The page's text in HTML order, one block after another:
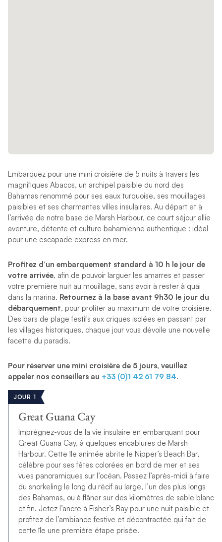
Embarquez pour une mini croisière de 5 nuits à travers les
magnifiques Abacos, un archipel paisible du nord des
Bahamas renommé pour ses eaux turquoise, ses mouillages
paisibles et ses charmantes villes insulaires. Au départ et à
l’arrivée de notre base de Marsh Harbour, ce court séjour allie
aventure, détente et culture bahamienne authentique : idéal
pour une escapade express en mer.
Profitez d’un embarquement standard à 10 h le jour de
votre arrivée, afin de pouvoir larguer les amarres et passer
votre première nuit au mouillage, sans avoir à rester à quai
dans la marina. Retournez à la base avant 9h30 le jour du
débarquement, pour profiter au maximum de votre croisière.
Des bars de plage festifs aux criques isolées en passant par
les villages historiques, chaque jour vous dévoile une nouvelle
facette du paradis.
Pour réserver une mini croisière de 5 jours, veuillez
appeler nos conseillers au +33 (0)1 42 61 79 84.
JOUR 1
Great Guana Cay
Imprégnez-vous de la vie insulaire en embarquant pour
Great Guana Cay, à quelques encablures de Marsh
Harbour. Cette île animée abrite le Nipper’s Beach Bar,
célèbre pour ses fêtes colorées en bord de mer et ses
vues panoramiques sur l’océan. Passez l’après-midi à faire
du snorkeling le long du récif au large, l’un des plus longs
des Bahamas, ou à flâner sur des kilomètres de sable blanc
et fin. Jetez l’ancre à Fisher’s Bay pour une nuit paisible et
profitez de l’ambiance festive et décontractée qui fait de
cette île une première étape prisée.